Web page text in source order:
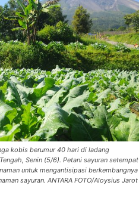
kobis berumur 40 hari di ladang
Senin (5/6). Petani sayuran setempat
untuk mengantisipasi berkembangnya
sayuran. ANTARA FOTO/Aloysius Jarot